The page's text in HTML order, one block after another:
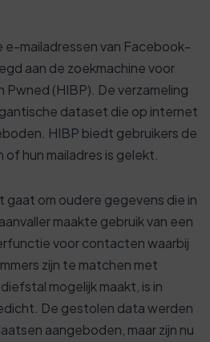
e-mailadressen van Facebook-
aan de zoekmachine voor
Pwned (HIBP). De verzameling
dataset die op internet
HIBP biedt gebruikers de
hun mailadres is gelekt.
om oudere gegevens die in
maakte gebruik van een
voor contacten waarbij
zijn te matchen met
mogelijk maakt, is in
De gestolen data werden
aangeboden, maar zijn nu